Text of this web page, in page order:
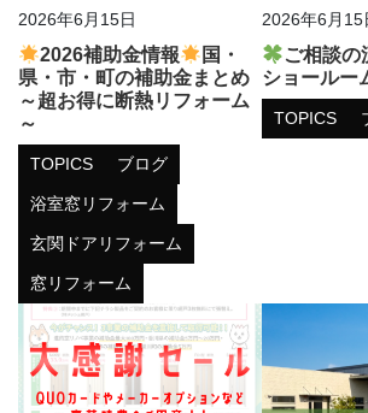
2026年6月15日
2026補助金情報
国・
県・市・町の補助金まとめ
～超お得に断熱リフォーム
～
TOPICS ブログ
浴室窓リフォーム
玄関ドアリフォーム
窓リフォーム
2026年6月15
ご相談の
ショールー
TOPICS